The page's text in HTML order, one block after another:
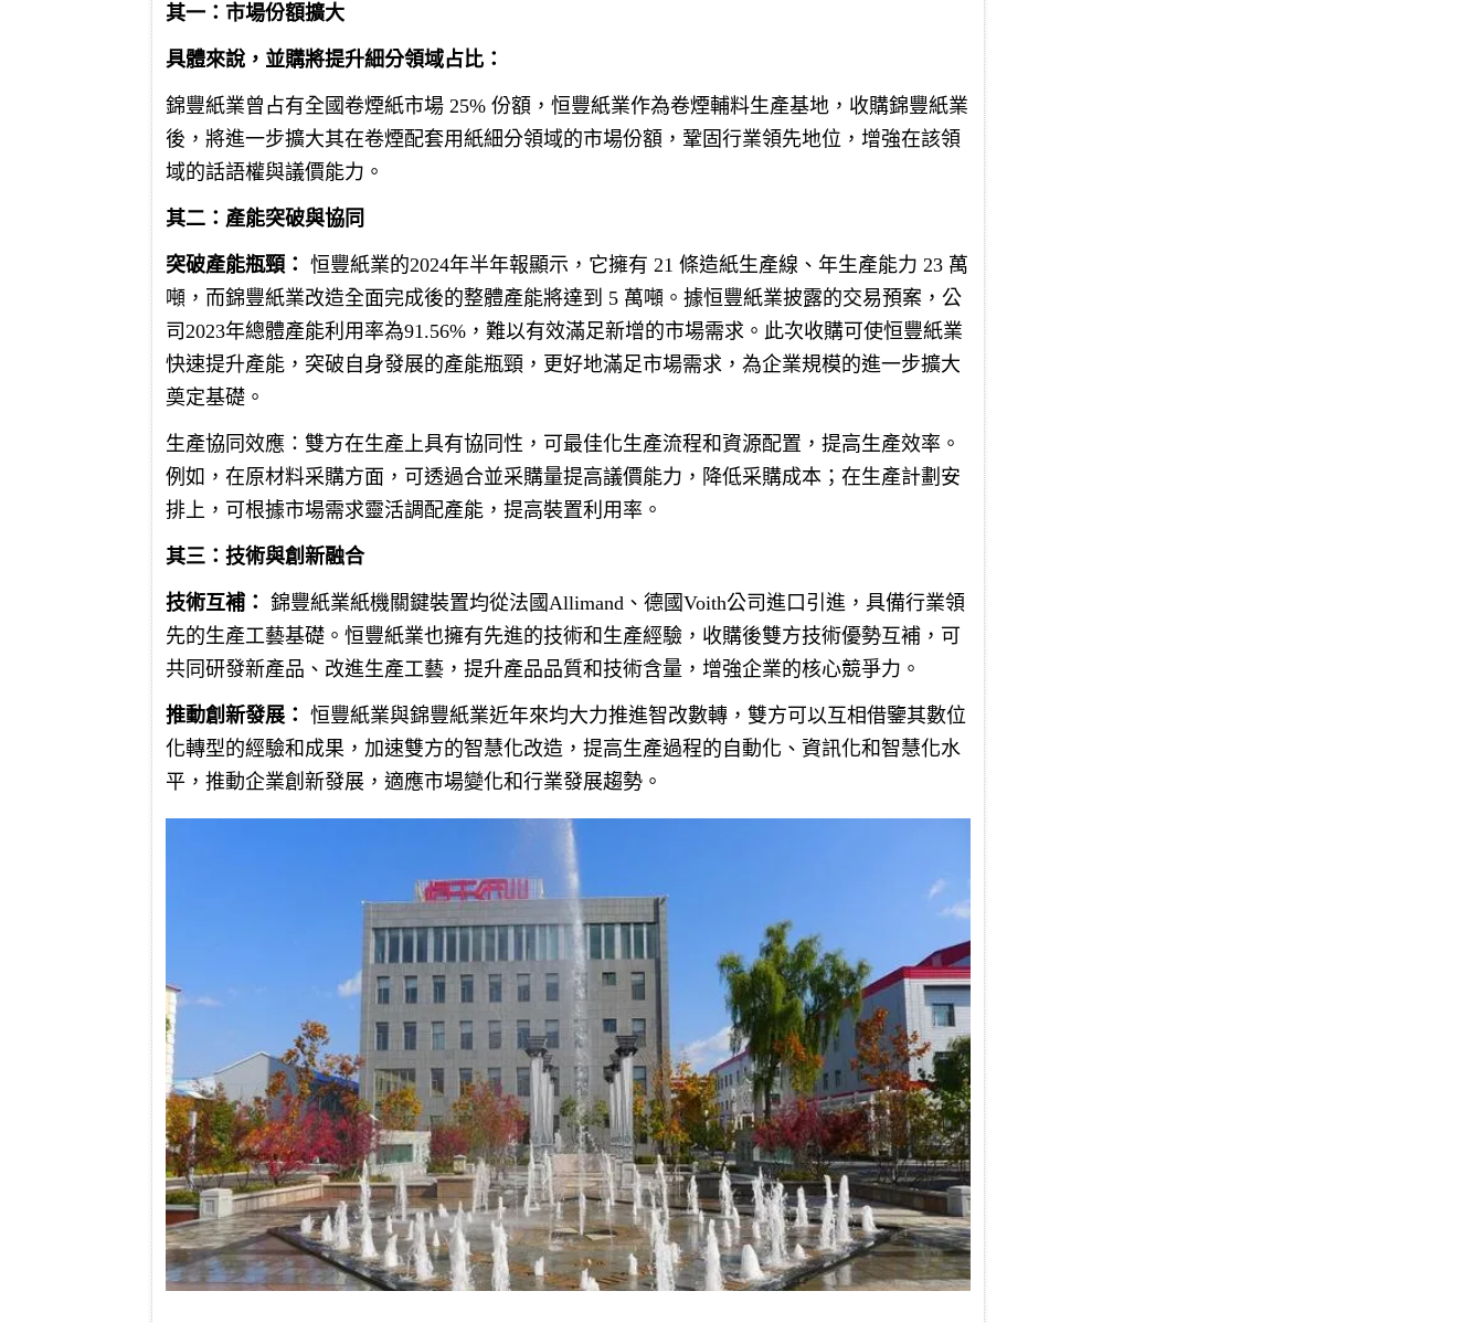
其一：市場份額擴大
具體來說，並購將提升細分領域占比：
錦豐紙業曾占有全國卷煙紙市場 25% 份額，恒豐紙業作為卷煙輔料生產基地，收購錦豐紙業
後，將進一步擴大其在卷煙配套用紙細分領域的市場份額，鞏固行業領先地位，增強在該領
域的話語權與議價能力。
其二：產能突破與協同
突破產能瓶頸： 恒豐紙業的2024年半年報顯示，它擁有 21 條造紙生產線、年生產能力 23 萬
噸，而錦豐紙業改造全面完成後的整體產能將達到 5 萬噸。據恒豐紙業披露的交易預案，公
司2023年總體產能利用率為91.56%，難以有效滿足新增的市場需求。此次收購可使恒豐紙業
快速提升產能，突破自身發展的產能瓶頸，更好地滿足市場需求，為企業規模的進一步擴大
奠定基礎。
生產協同效應：雙方在生產上具有協同性，可最佳化生產流程和資源配置，提高生產效率。
例如，在原材料采購方面，可透過合並采購量提高議價能力，降低采購成本；在生產計劃安
排上，可根據市場需求靈活調配產能，提高裝置利用率。
其三：技術與創新融合
技術互補： 錦豐紙業紙機關鍵裝置均從法國Allimand、德國Voith公司進口引進，具備行業領
先的生產工藝基礎。恒豐紙業也擁有先進的技術和生產經驗，收購後雙方技術優勢互補，可
共同研發新產品、改進生產工藝，提升產品品質和技術含量，增強企業的核心競爭力。
推動創新發展： 恒豐紙業與錦豐紙業近年來均大力推進智改數轉，雙方可以互相借鑒其數位
化轉型的經驗和成果，加速雙方的智慧化改造，提高生產過程的自動化、資訊化和智慧化水
平，推動企業創新發展，適應市場變化和行業發展趨勢。